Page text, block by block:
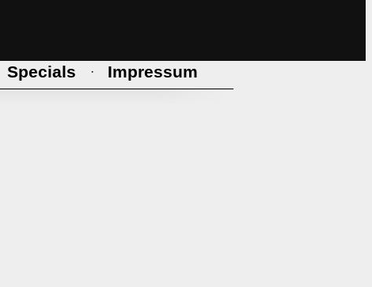
Specials · Impressum